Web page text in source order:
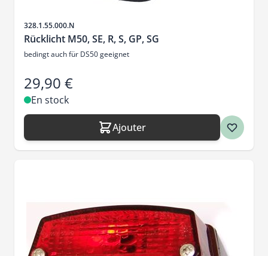
SKU
328.1.55.000.N
Rücklicht M50, SE, R, S, GP, SG
bedingt auch für DS50 geeignet
29,90 €
En stock
Ajouter